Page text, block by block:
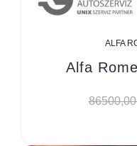
ALFA
Alfa